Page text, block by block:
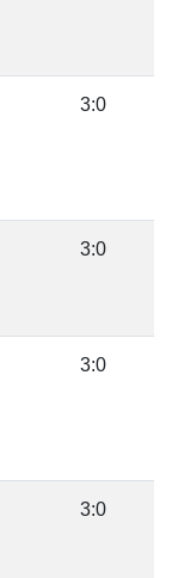
3:0
3:0
3:0
3:0